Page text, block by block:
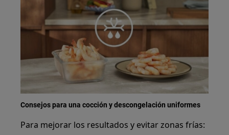
Consejos para una cocción y descongelación uniformes
Para mejorar los resultados y evitar zonas frías: